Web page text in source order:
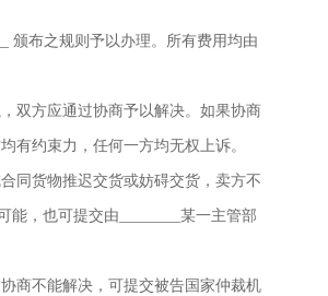
颁布之规则予以办理。所有费用均由
双方应通过协商予以解决。如果协商
有约束力，任何一方均无权上诉。
同货物推迟交货或妨碍交货，卖方不
能，也可提交由________某一主管部
商不能解决，可提交被告国家仲裁机